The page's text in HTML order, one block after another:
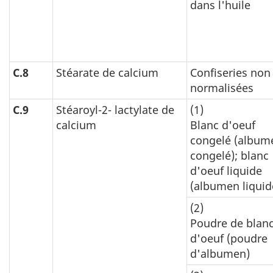
dans l'huile
C.8 Stéarate de calcium
Confiseries non
normalisées
C.9
Stéaroyl-2- lactylate de
calcium
(1)
Blanc d'oeuf
congelé
congelé); blanc
d'oeuf liquide
(albumen
(2)
Poudre de
d'oeuf (poudre
d'albumen)